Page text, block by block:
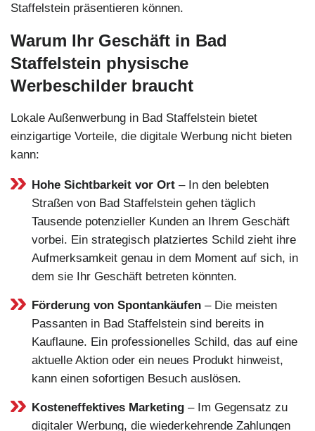
Staffelstein präsentieren können.
Warum Ihr Geschäft in Bad
Staffelstein physische
Werbeschilder braucht
Lokale Außenwerbung in Bad Staffelstein bietet
einzigartige Vorteile, die digitale Werbung nicht bieten
kann:
Hohe Sichtbarkeit vor Ort – In den belebten
Straßen von Bad Staffelstein gehen täglich
Tausende potenzieller Kunden an Ihrem Geschäft
vorbei. Ein strategisch platziertes Schild zieht ihre
Aufmerksamkeit genau in dem Moment auf sich, in
dem sie Ihr Geschäft betreten könnten.
Förderung von Spontankäufen – Die meisten
Passanten in Bad Staffelstein sind bereits in
Kauflaune. Ein professionelles Schild, das auf eine
aktuelle Aktion oder ein neues Produkt hinweist,
kann einen sofortigen Besuch auslösen.
Kosteneffektives Marketing – Im Gegensatz zu
digitaler Werbung, die wiederkehrende Zahlungen